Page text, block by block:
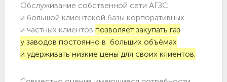
Обслуживание собственной сети АГЗС
и большой клиентской базы корпоративных
и частных клиентов позволяет закупать газ
у заводов постоянно в больших объёмах
и удерживать низкие цены для своих клиентов.